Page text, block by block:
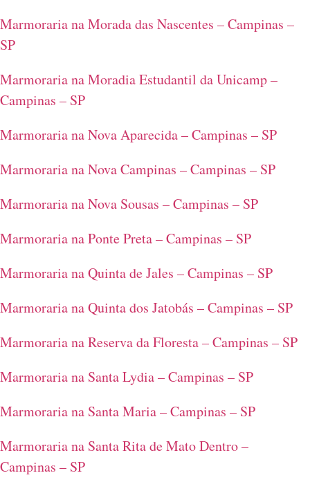
Marmoraria na Morada das Nascentes – Campinas –
SP
Marmoraria na Moradia Estudantil da Unicamp –
Campinas – SP
Marmoraria na Nova Aparecida – Campinas – SP
Marmoraria na Nova Campinas – Campinas – SP
Marmoraria na Nova Sousas – Campinas – SP
Marmoraria na Ponte Preta – Campinas – SP
Marmoraria na Quinta de Jales – Campinas – SP
Marmoraria na Quinta dos Jatobás – Campinas – SP
Marmoraria na Reserva da Floresta – Campinas – SP
Marmoraria na Santa Lydia – Campinas – SP
Marmoraria na Santa Maria – Campinas – SP
Marmoraria na Santa Rita de Mato Dentro –
Campinas – SP